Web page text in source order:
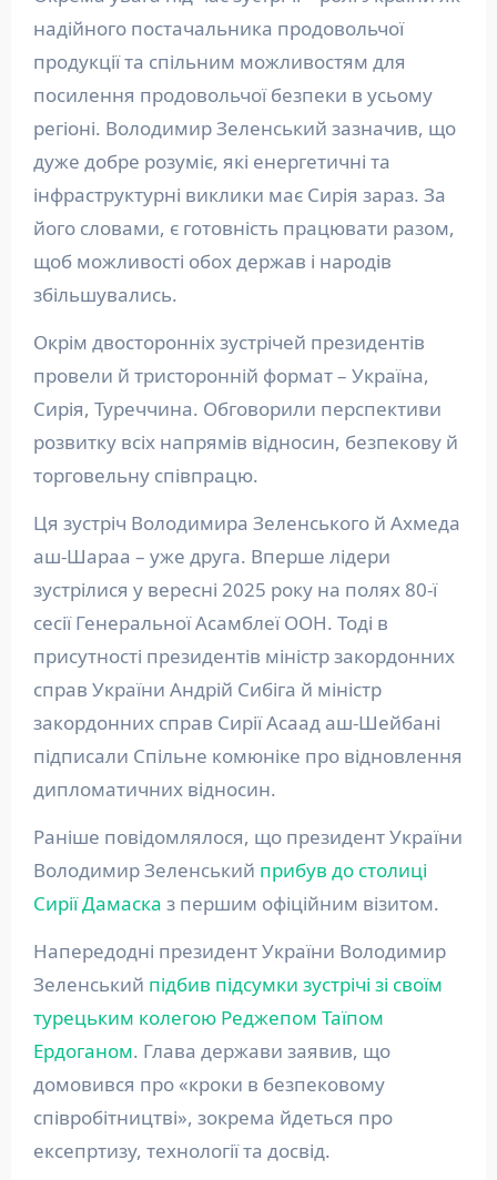
надійного постачальника продовольчої
продукції та спільним можливостям для
посилення продовольчої безпеки в усьому
регіоні. Володимир Зеленський зазначив, що
дуже добре розуміє, які енергетичні та
інфраструктурні виклики має Сирія зараз. За
його словами, є готовність працювати разом,
щоб можливості обох держав і народів
збільшувались.
Окрім двосторонніх зустрічей президентів
провели й тристоронній формат – Україна,
Сирія, Туреччина. Обговорили перспективи
розвитку всіх напрямів відносин, безпекову й
торговельну співпрацю.
Ця зустріч Володимира Зеленського й Ахмеда
аш-Шараа – уже друга. Вперше лідери
зустрілися у вересні 2025 року на полях 80-ї
сесії Генеральної Асамблеї ООН. Тоді в
присутності президентів міністр закордонних
справ України Андрій Сибіга й міністр
закордонних справ Сирії Асаад аш-Шейбані
підписали Спільне комюніке про відновлення
дипломатичних відносин.
Раніше повідомлялося, що президент України
Володимир Зеленський прибув до столиці
Сирії Дамаска з першим офіційним візитом.
Напередодні президент України Володимир
Зеленський підбив підсумки зустрічі зі своїм
турецьким колегою Реджепом Таїпом
Ердоганом. Глава держави заявив, що
домовився про «кроки в безпековому
співробітництві», зокрема йдеться про
ексепртизу, технології та досвід.